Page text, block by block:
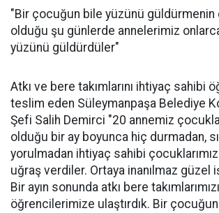
"Bir çocuğun bile yüzünü güldürmenin
olduğu şu günlerde annelerimiz
yüzünü güldürdüler"
Atkı ve bere takımlarını ihtiyaç sahibi
teslim eden Süleymanpaşa Belediye
Şefi Salih Demirci "20 annemiz
olduğu bir ay boyunca hiç durmadan,
yorulmadan ihtiyaç sahibi
uğraş verdiler. Ortaya inanılmaz güzel
Bir ayın sonunda atkı bere
öğrencilerimize ulaştırdık. Bir